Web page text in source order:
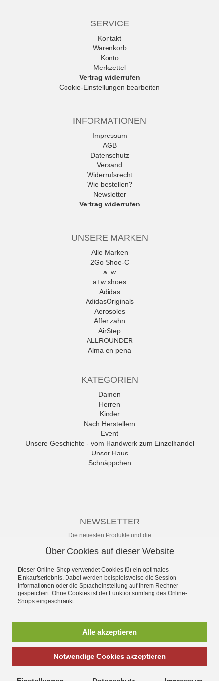
SERVICE
Kontakt
Warenkorb
Konto
Merkzettel
Vertrag widerrufen
Cookie-Einstellungen bearbeiten
INFORMATIONEN
Impressum
AGB
Datenschutz
Versand
Widerrufsrecht
Wie bestellen?
Newsletter
Vertrag widerrufen
UNSERE MARKEN
Alle Marken
2Go Shoe-C
a+w
a+w shoes
Adidas
AdidasOriginals
Aerosoles
Affenzahn
AirStep
ALLROUNDER
Alma en pena
Amani
Andrea Conti
ANWR
anwr Schuh
ANXXXX
Apple of Eden
Ara
Mehr
KATEGORIEN
Damen
Herren
Kinder
Nach Herstellern
Event
Unsere Geschichte - vom Handwerk zum Einzelhandel
Unser Haus
Schnäppchen
NEWSLETTER
Die neuesten Produkte und die
Ihr nichts mehr verpasst.
Abonnieren
Versandkosten** unverbindliche Preisempfehlung
des Herstellers
SchuhWolf - das Erlebnis-Schuhhaus für die ganze Familie.
Über Cookies auf dieser Website
Dieser Online-Shop verwendet Cookies für ein optimales
Einkaufserlebnis. Dabei werden beispielsweise die Session-
Informationen oder die Spracheinstellung auf Ihrem Rechner
gespeichert. Ohne Cookies ist der Funktionsumfang des Online-
Shops eingeschränkt.
Alle akzeptieren
Notwendige Cookies akzeptieren